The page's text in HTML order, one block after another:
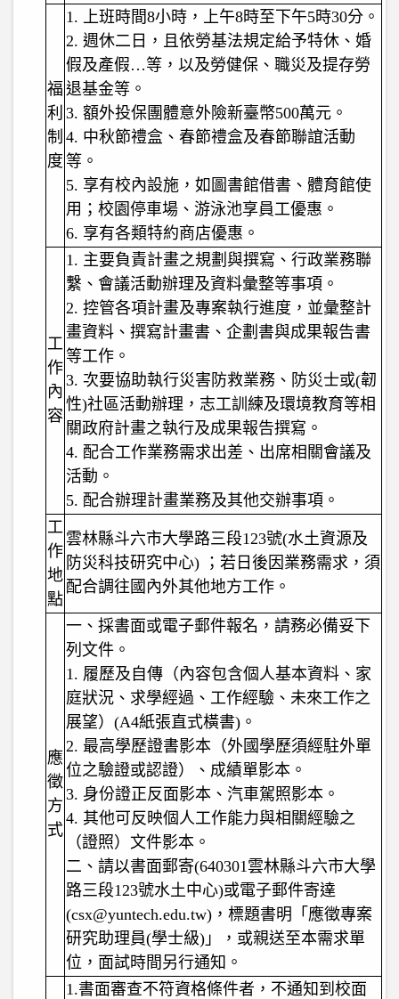
福
利
制
度
1. 上班時間8小時，上午8時至下午5時30分。
2. 週休二日，且依勞基法規定給予特休、婚
假及產假…等，以及勞健保、職災及提存勞
退基金等。
3. 額外投保團體意外險新臺幣500萬元。
4. 中秋節禮盒、春節禮盒及春節聯誼活動
等。
5. 享有校內設施，如圖書館借書、體育館使
用；校園停車場、游泳池享員工優惠。
6. 享有各類特約商店優惠。
工
作
內
容
1. 主要負責計畫之規劃與撰寫、行政業務聯
繫、會議活動辦理及資料彙整等事項。
2. 控管各項計畫及專案執行進度，並彙整計
畫資料、撰寫計畫書、企劃書與成果報告書
等工作。
3. 次要協助執行災害防救業務、防災士或(韌
性)社區活動辦理，志工訓練及環境教育等相
關政府計畫之執行及成果報告撰寫。
4. 配合工作業務需求出差、出席相關會議及
活動。
5. 配合辦理計畫業務及其他交辦事項。
工
作
地
點
雲林縣斗六市大學路三段123號(水土資源及
防災科技研究中心) ；若日後因業務需求，須
配合調往國內外其他地方工作。
應
徵
方
式
一、採書面或電子郵件報名，請務必備妥下
列文件。
1. 履歷及自傳（內容包含個人基本資料、家
庭狀況、求學經過、工作經驗、未來工作之
展望）(A4紙張直式橫書)。
2. 最高學歷證書影本（外國學歷須經駐外單
位之驗證或認證）、成績單影本。
3. 身份證正反面影本、汽車駕照影本。
4. 其他可反映個人工作能力與相關經驗之
（證照）文件影本。
二、請以書面郵寄(640301雲林縣斗六市大學
路三段123號水土中心)或電子郵件寄達
(csx@yuntech.edu.tw)，標題書明「應徵專案
研究助理員(學士級)」，或親送至本需求單
位，面試時間另行通知。
1.書面審查不符資格條件者，不通知到校面